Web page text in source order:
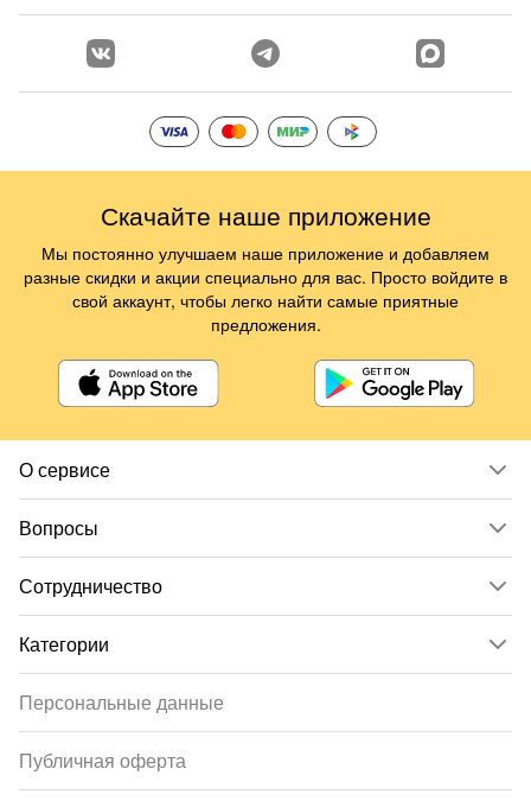
О сервисе
Вопросы
Сотрудничество
Категории
Персональные данные
Публичная оферта
Скачайте наше приложение
Мы постоянно улучшаем наше приложение и добавляем
разные скидки и акции специально для вас. Просто войдите в
свой аккаунт, чтобы легко найти самые приятные
предложения.